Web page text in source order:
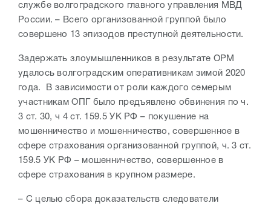
службе волгоградского главного управления МВД
России. – Всего организованной группой было
совершено 13 эпизодов преступной деятельности.
Задержать злоумышленников в результате ОРМ
удалось волгоградским оперативникам зимой 2020
года. В зависимости от роли каждого семерым
участникам ОПГ было предъявлено обвинения по ч.
3 ст. 30, ч 4 ст. 159.5 УК РФ – покушение на
мошенничество и мошенничество, совершенное в
сфере страхования организованной группой, ч. 3 ст.
159.5 УК РФ – мошенничество, совершенное в
сфере страхования в крупном размере.
– С целью сбора доказательств следователи